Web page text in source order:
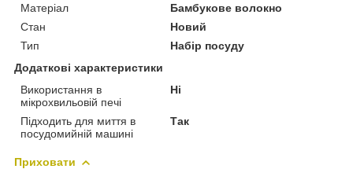
Матеріал
Бамбукове волокно
Стан
Новий
Тип
Набір посуду
Додаткові характеристики
Використання в
мікрохвильовій печі
Ні
Підходить для миття в
посудомийній машині
Так
Приховати